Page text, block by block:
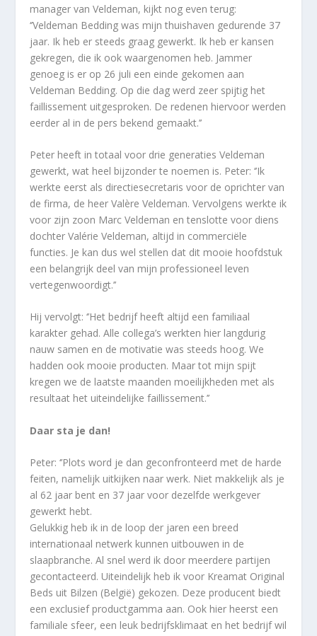
manager van Veldeman, kijkt nog even terug:
‘’Veldeman Bedding was mijn thuishaven gedurende 37
jaar. Ik heb er steeds graag gewerkt. Ik heb er kansen
gekregen, die ik ook waargenomen heb. Jammer
genoeg is er op 26 juli een einde gekomen aan
Veldeman Bedding. Op die dag werd zeer spijtig het
faillissement uitgesproken. De redenen hiervoor werden
eerder al in de pers bekend gemaakt.’’
Peter heeft in totaal voor drie generaties Veldeman
gewerkt, wat heel bijzonder te noemen is. Peter: ‘’Ik
werkte eerst als directiesecretaris voor de oprichter van
de firma, de heer Valère Veldeman. Vervolgens werkte ik
voor zijn zoon Marc Veldeman en tenslotte voor diens
dochter Valérie Veldeman, altijd in commerciële
functies. Je kan dus wel stellen dat dit mooie hoofdstuk
een belangrijk deel van mijn professioneel leven
vertegenwoordigt.’’
Hij vervolgt: ‘’Het bedrijf heeft altijd een familiaal
karakter gehad. Alle collega’s werkten hier langdurig
nauw samen en de motivatie was steeds hoog. We
hadden ook mooie producten. Maar tot mijn spijt
kregen we de laatste maanden moeilijkheden met als
resultaat het uiteindelijke faillissement.’’
Daar sta je dan!
Peter: ‘’Plots word je dan geconfronteerd met de harde
feiten, namelijk uitkijken naar werk. Niet makkelijk als je
al 62 jaar bent en 37 jaar voor dezelfde werkgever
gewerkt hebt.
Gelukkig heb ik in de loop der jaren een breed
internationaal netwerk kunnen uitbouwen in de
slaapbranche. Al snel werd ik door meerdere partijen
gecontacteerd. Uiteindelijk heb ik voor Kreamat Original
Beds uit Bilzen (België) gekozen. Deze producent biedt
een exclusief productgamma aan. Ook hier heerst een
familiale sfeer, een leuk bedrijfsklimaat en het bedrijf wil